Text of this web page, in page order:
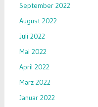
September 2022
August 2022
Juli 2022
Mai 2022
April 2022
März 2022
Januar 2022